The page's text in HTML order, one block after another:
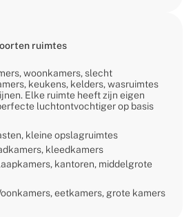
ruimtes
woonkamers, slecht
keukens, kelders, wasruimtes
Elke ruimte heeft zijn eigen
luchtontvochtiger op basis
kleine opslagruimtes
kleedkamers
kantoren, middelgrote
eetkamers, grote kamers